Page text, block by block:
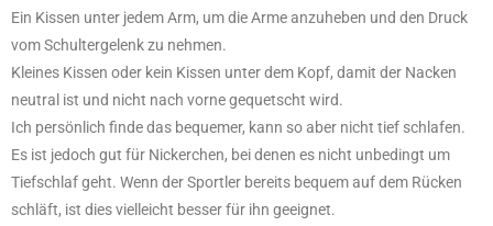
Ein Kissen unter jedem Arm, um die Arme anzuheben und den Druck
vom Schultergelenk zu nehmen.
Kleines Kissen oder kein Kissen unter dem Kopf, damit der Nacken
neutral ist und nicht nach vorne gequetscht wird.
Ich persönlich finde das bequemer, kann so aber nicht tief schlafen.
Es ist jedoch gut für Nickerchen, bei denen es nicht unbedingt um
Tiefschlaf geht. Wenn der Sportler bereits bequem auf dem Rücken
schläft, ist dies vielleicht besser für ihn geeignet.